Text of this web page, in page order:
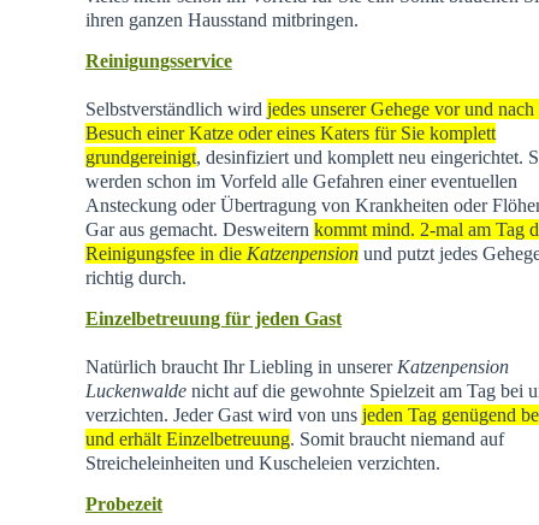
ihren ganzen Hausstand mitbringen.
Reinigungsservice
Selbstverständlich wird jedes unserer Gehege vor und nach
Besuch einer Katze oder eines Katers für Sie komplett
grundgereinigt, desinfiziert und komplett neu eingerichtet.
werden schon im Vorfeld alle Gefahren einer eventuellen
Ansteckung oder Übertragung von Krankheiten oder
Gar aus gemacht. Desweitern kommt mind. 2-mal am Tag
Reinigungsfee in die Katzenpensionund putzt jedes
richtig durch.
Einzelbetreuung für jeden Gast
Natürlich braucht Ihr Liebling in unserer Katzenpension
Luckenwaldenicht auf die gewohnte Spielzeit am Tag bei
verzichten. Jeder Gast wird von uns jeden Tag genügend
und erhält Einzelbetreuung. Somit braucht niemand auf
Streicheleinheiten und Kuscheleien verzichten.
Probezeit